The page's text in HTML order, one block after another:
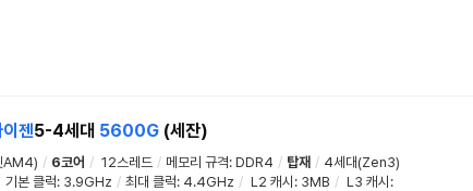
이젠5-4세대 5600G(세잔)
AM4) / 6코어 / 12스레드 / 메모리 규격: DDR4 / 탑재 / 4세대(Zen3)
기본 클럭: 3.9GHz / 최대 클럭: 4.4GHz / L2 캐시 : 3MB / L3 캐시 :